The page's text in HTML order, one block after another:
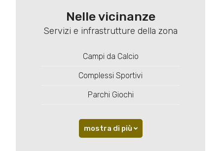
Nelle vicinanze
Servizi e infrastrutture della zona
Campi da Calcio
Complessi Sportivi
Parchi Giochi
mostra di più